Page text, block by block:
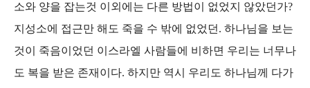
소와 양을 잡는것 이외에는 다른 방법이 없었지 않았던가?
지성소에 접근만 해도 죽을 수 밖에 없었던. 하나님을 보는
것이 죽음이었던 이스라엘 사람들에 비하면 우리는 너무나
도 복을 받은 존재이다. 하지만 역시 우리도 하나님께 다가